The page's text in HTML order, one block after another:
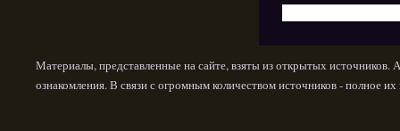
Материалы, представленные на сайте, взяты из открытых
ознакомления. В связи с огромным количеством источников - полное